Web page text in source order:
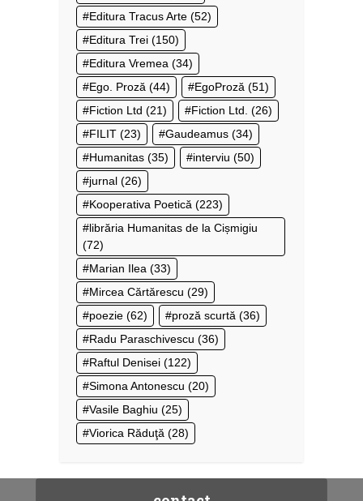
Editura Tracus Arte (52)
Editura Trei (150)
Editura Vremea (34)
Ego. Proză (44) EgoProză (51)
Fiction Ltd (21) Fiction Ltd. (26)
FILIT (23) Gaudeamus (34)
Humanitas (35) interviu (50)
jurnal (26)
Kooperativa Poetică (223)
librăria Humanitas de la Cișmigiu
(72)
Marian Ilea (33)
Mircea Cărtărescu (29)
poezie (62) proză scurtă (36)
Radu Paraschivescu (36)
Raftul Denisei (122)
Simona Antonescu (20)
Vasile Baghiu (25)
Viorica Răduţă (28)